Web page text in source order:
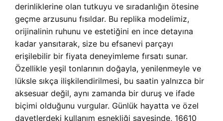
derinliklerine olan tutkuyu ve sıradanlığın ötesine
geçme arzusunu fısıldar. Bu replika modelimiz,
orijinalinin ruhunu ve estetiğini en ince detayına
kadar yansıtarak, size bu efsanevi parçayı
erişilebilir bir fiyata deneyimleme fırsatı sunar.
Özellikle yeşil tonlarının doğayla, yenilenmeyle ve
lüksle sıkça ilişkilendirilmesi, bu saatin yalnızca bir
aksesuar değil, aynı zamanda bir duruş ve ifade
biçimi olduğunu vurgular. Günlük hayatta ve özel
davetlerdeki kullanım esnekliği sayesinde, 16610